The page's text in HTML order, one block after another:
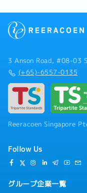
3 Anson Road, #08-03
(+65)-6557-0135
Reeracoen Singapore
Follow Us
グループ企業一覧